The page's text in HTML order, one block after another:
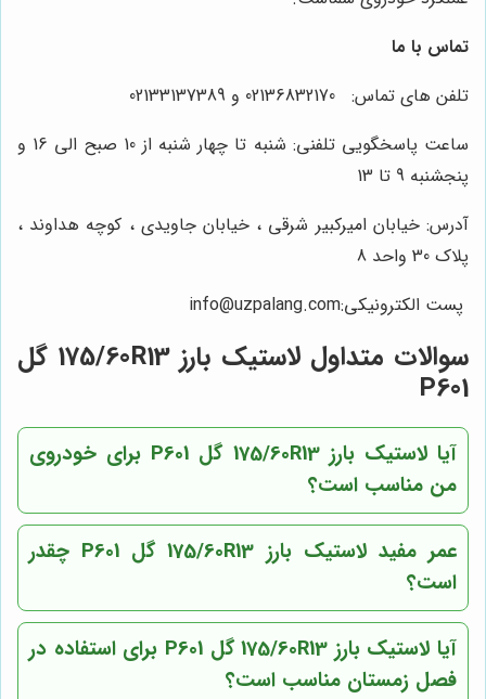
تماس با ما
تلفن های تماس: 02136832170 و 02133137389
ساعت پاسخگویی تلفنی: شنبه تا چهار شنبه از 10 صبح الی 16 و
پنجشنبه 9 تا 13
آدرس: خیابان امیرکبیر شرقی ، خیابان جاویدی ، کوچه هداوند ،
پلاک 30 واحد 8
پست الکترونیکی:info@uzpalang.com
سوالات متداول لاستیک بارز 175/60R13 گل
P601
آیا لاستیک بارز 175/60R13 گل P601 برای خودروی
من مناسب است؟
عمر مفید لاستیک بارز 175/60R13 گل P601 چقدر
است؟
آیا لاستیک بارز 175/60R13 گل P601 برای استفاده در
فصل زمستان مناسب است؟